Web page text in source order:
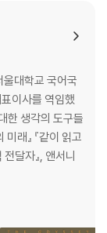
대학교 국어국
이사를 역임했
한 생각의 도구들
래』 『같이 읽고
달자』, 앤서니